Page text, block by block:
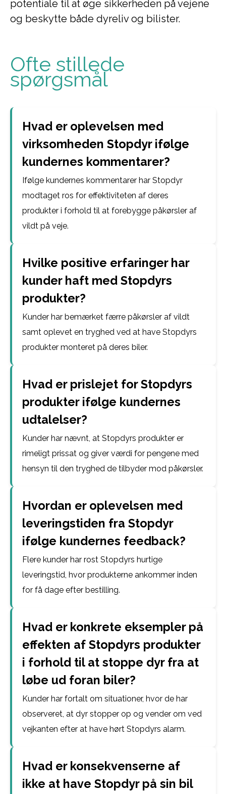
potentiale til at øge sikkerheden på vejene
og beskytte både dyreliv og bilister.
Ofte stillede
spørgsmål
Hvad er oplevelsen med
virksomheden Stopdyr ifølge
kundernes kommentarer?
Ifølge kundernes kommentarer har Stopdyr
modtaget ros for effektiviteten af deres
produkter i forhold til at forebygge påkørsler af
vildt på veje.
Hvilke positive erfaringer har
kunder haft med Stopdyrs
produkter?
Kunder har bemærket færre påkørsler af vildt
samt oplevet en tryghed ved at have Stopdyrs
produkter monteret på deres biler.
Hvad er prislejet for Stopdyrs
produkter ifølge kundernes
udtalelser?
Kunder har nævnt, at Stopdyrs produkter er
rimeligt prissat og giver værdi for pengene med
hensyn til den tryghed de tilbyder mod påkørsler.
Hvordan er oplevelsen med
leveringstiden fra Stopdyr
ifølge kundernes feedback?
Flere kunder har rost Stopdyrs hurtige
leveringstid, hvor produkterne ankommer inden
for få dage efter bestilling.
Hvad er konkrete eksempler på
effekten af Stopdyrs produkter
i forhold til at stoppe dyr fra at
løbe ud foran biler?
Kunder har fortalt om situationer, hvor de har
observeret, at dyr stopper op og vender om ved
vejkanten efter at have hørt Stopdyrs alarm.
Hvad er konsekvenserne af
ikke at have Stopdyr på sin bil